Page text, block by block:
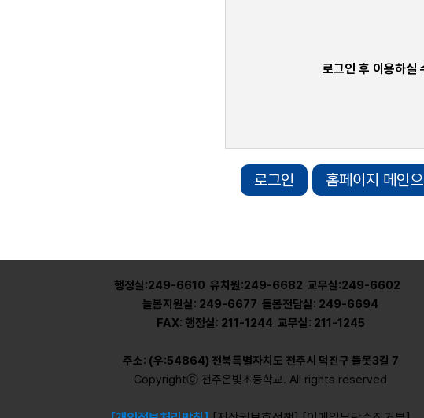
로그인 후 이용하실
로그인 홈페이지 메인
행정실:249-6610 유치원:249-6682 교무실:249-6602
늘봄지원실: 249-6677 돌봄전담실: 249-6694
FAX: 행정실: 211-1244 교무실: 211-1245
주소: (우:54864) 전북특별자치도 전주시 덕진구 틀못3길 7
Copyrightⓒ 전주온빛초등학교. All rights reserved